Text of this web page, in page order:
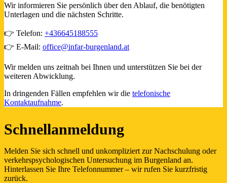
Wir informieren Sie persönlich über den Ablauf, die benötigten
Unterlagen und die nächsten Schritte.
👉 Telefon: +436645188555
👉 E-Mail: office@infar-burgenland.at
Wir melden uns zeitnah bei Ihnen und unterstützen Sie bei der
weiteren Abwicklung.
In dringenden Fällen empfehlen wir die telefonische
Kontaktaufnahme.
Schnellanmeldung
Melden Sie sich schnell und unkompliziert zur Nachschulung oder
verkehrspsychologischen Untersuchung im Burgenland an.
Hinterlassen Sie Ihre Telefonnummer – wir rufen Sie kurzfristig
zurück.